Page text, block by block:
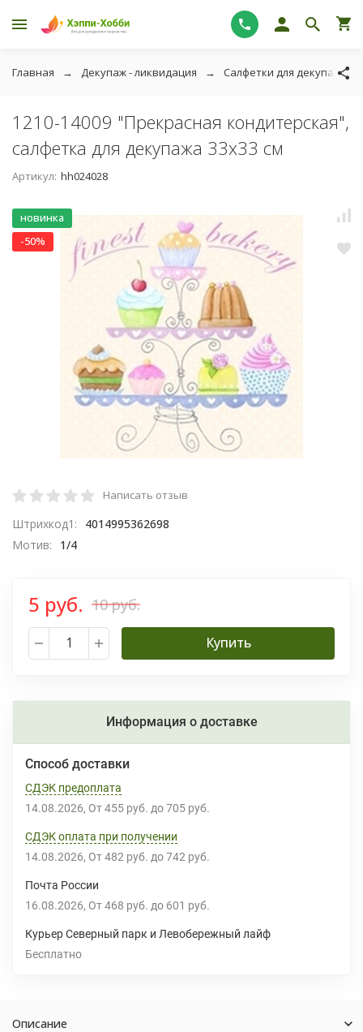
Главная Декупаж - ликвидация Салфетки для декупажа -
1210-14009 "Прекрасная кондитерская",
салфетка для декупажа 33х33 см
Артикул: hh024028
новинка
-50%
Написать отзыв
Штрихкод1:
4014995362698
Мотив:
1/4
5 руб. 10 руб.
Купить
Информация о доставке
Способ доставки
СДЭК предоплата
14.08.2026 От 455 руб. до 705 руб.
СДЭК оплата при получении
14.08.2026 От 482 руб. до 742 руб.
Почта России
16.08.2026 От 468 руб. до 601 руб.
Курьер Северный парк и Левобережный лайф
Бесплатно
Описание